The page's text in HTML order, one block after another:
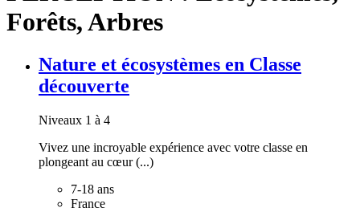
Forêts, Arbres
Nature et écosystèmes en Classe
découverte
Niveaux 1 à 4
Vivez une incroyable expérience avec votre classe en
plongeant au cœur (...)
7-18 ans
France